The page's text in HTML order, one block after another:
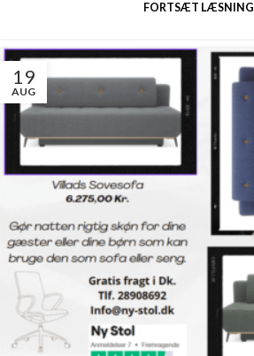
FORTSÆT LÆSNING
19
AUG